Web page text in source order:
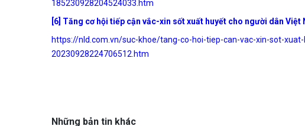
185230928204524033.htm
[6] Tăng cơ hội tiếp cận vắc-xin sốt xuất huyết cho người dân Việt
https://nld.com.vn/suc-khoe/tang-co-hoi-tiep-can-vac-xin-sot-
20230928224706512.htm
Những bản tin khác